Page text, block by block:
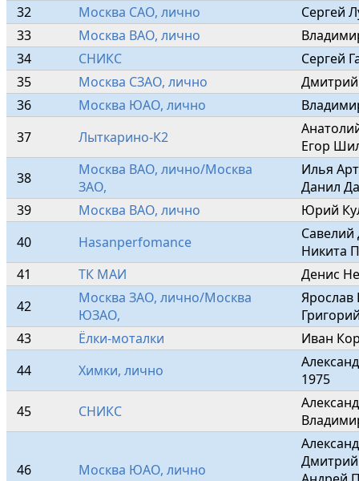
32
Москва САО, лично
Сергей
33
Москва ВАО, лично
34
СНИКС
Сергей
35
Москва СЗАО, лично
36
Москва ЮАО, лично
37
Лыткарино-К2
Егор
38
Москва ВАО, лично/Москва
ЗАО,
Илья
Данил
39
Москва ВАО, лично
Юрий
40
Hasanperfomance
Савелий
Никита
41
ТК МАИ
Денис
42
Москва ЗАО, лично/Москва
ЮЗАО,
Ярослав
43
Ёлки-моталки
Иван
44
Химки, лично
1975
45
СНИКС
46 Москва ЮАО, лично